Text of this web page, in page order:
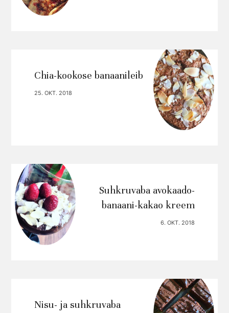
Chia-kookose banaanileib
25. OKT. 2018
Suhkruvaba avokaado-
banaani-kakao kreem
6. OKT. 2018
Nisu- ja suhkruvaba